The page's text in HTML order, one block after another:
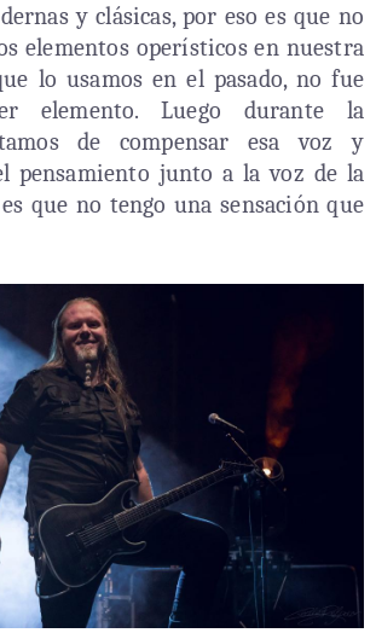
y clásicas, por eso es que no
elementos operísticos en nuestra
lo usamos en el pasado, no fue
elemento. Luego durante la
de compensar esa voz y
pensamiento junto a la voz de la
que no tengo una sensación que